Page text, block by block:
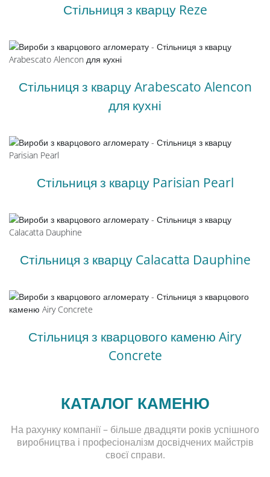
Стільниця з кварцу Reze
Стільниця з кварцу Arabescato Alencon
для кухні
Стільниця з кварцу Parisian Pearl
Стільниця з кварцу Calacatta Dauphine
Стільниця з кварцового каменю Airy
Concrete
КАТАЛОГ КАМЕНЮ
На рахунку компанії – більше двадцяти років успішного
виробництва і професіоналізм досвідчених майстрів
своєї справи.